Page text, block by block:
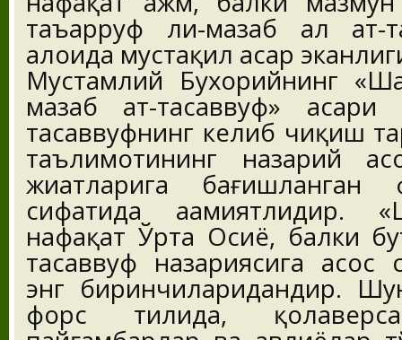
таъарруф ли-мазҳаб аҳл ат-
алоҳида мустақил асар
Мустамлий Бухорийнинг
мазҳаб ат-тасаввуф»
тасаввуфнинг келиб чиқиш
таълимотининг назарий
жиҳатларига бағишланган
сифатида аҳамиятлидир.
нафақат Ўрта Осиё, балки
тасаввуф назариясига асос
энг биринчиларидандир.
форс тилида,